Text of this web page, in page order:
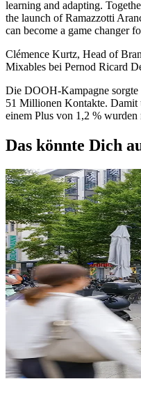
learning and adapting.
the launch of Ramazzotti
can become a game changer
Clémence Kurtz, Head of
Mixables bei Pernod Ricard
Die DOOH-Kampagne
51 Millionen Kontakte.
einem Plus von 1,2 % wurden
Das könnte Dich